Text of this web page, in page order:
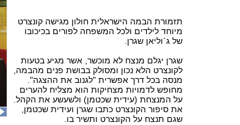
תזמורת הבמה הישראלית חולון מגישה קונצרט
מיוחד לילדים ולכל המשפחה לפורים בכיכובו
של ג`וליאן שגרן.
שגרן יגלם מנצח לא מוכשר, אשר מגיע בטעות
לקונצרט הלא נכון ומסולק בבושת פנים מהבמה,
מנסה בכל דרך אפשרית "לגנוב את ההצגה".
מחופש לדמויות מצחיקות הוא מצליח להערים
על המנצחת (עידית שכטמן) ולשעשע את הקהל.
את סיפור הקונצרט כתבו שגרן ועידית שכטמן,
שגם תנצח על הקונצרט ותשיר בו.